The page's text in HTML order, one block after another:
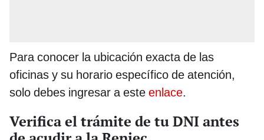
Para conocer la ubicación exacta de las
oficinas y su horario específico de atención,
solo debes ingresar a este enlace.
Verifica el trámite de tu DNI antes